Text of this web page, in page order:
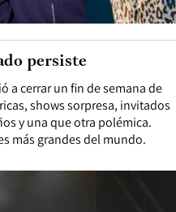
a cerrar un fin de semana de
shows sorpresa, invitados
y una que otra polémica.
más grandes del mundo.
persiste